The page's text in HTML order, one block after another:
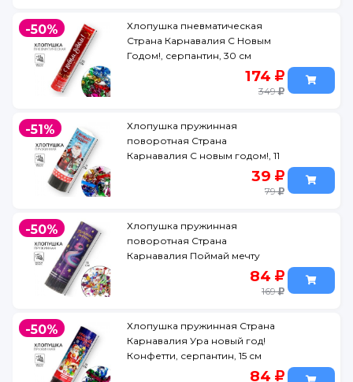
-50%
Хлопушка пневматическая
Страна Карнавалия С Новым
Годом!, серпантин, 30 см
174
349
-51%
Хлопушка пружинная
поворотная Страна
Карнавалия С новым годом!, 11
39
79
-50%
Хлопушка пружинная
поворотная Страна
Карнавалия Поймай мечту
84
169
-50%
Хлопушка пружинная Страна
Карнавалия Ура новый год!
Конфетти, серпантин, 15 см
84